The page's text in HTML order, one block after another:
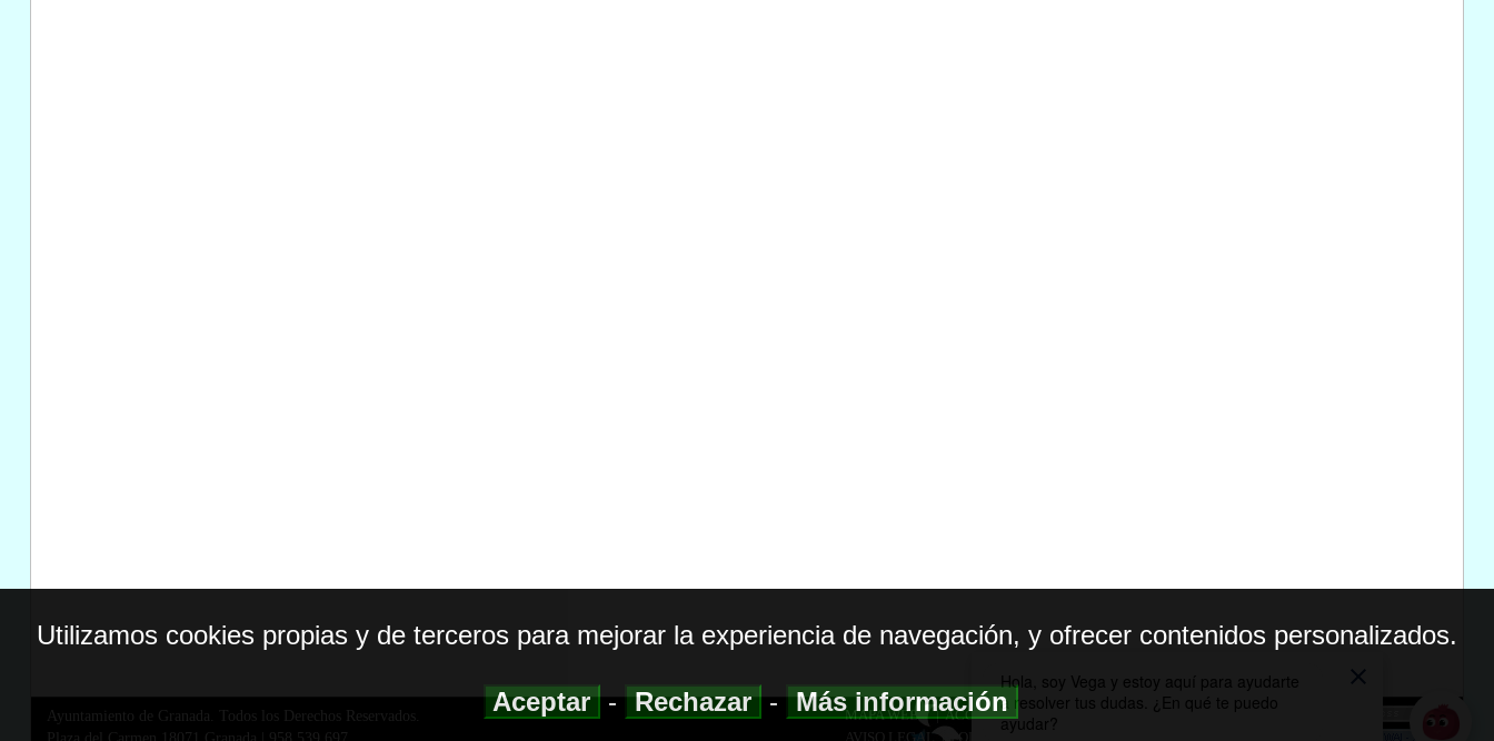
Ayuntamiento de Granada. Todos los Derechos Reservados.
MAPA WEB|ACCESIBILIDAD
AVISO LEGAL| POLITICA DE PRIVACIDAD
Utilizamos cookies propias y de terceros para mejorar la experiencia de navegación, y ofrecer contenidos personalizados.
Aceptar-Rechazar-Más información